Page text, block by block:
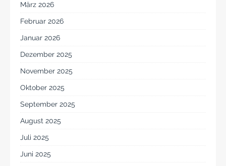
März 2026
Februar 2026
Januar 2026
Dezember 2025
November 2025
Oktober 2025
September 2025
August 2025
Juli 2025
Juni 2025